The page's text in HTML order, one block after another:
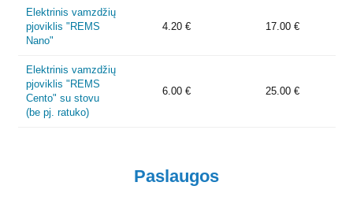
Elektrinis vamzdžių
pjoviklis "REMS
Nano"
4.20 € 17.00 €
Elektrinis vamzdžių
pjoviklis "REMS
Cento" su stovu
(be pj. ratuko)
6.00 € 25.00 €
Paslaugos